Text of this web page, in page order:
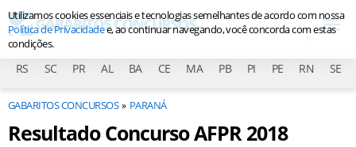
RS SC PR AL BA CE MA PB PI PE RN SE
GABARITOS CONCURSOS PARANÁ
Resultado Concurso AFPR 2018
Utilizamos cookies essenciais e tecnologias semelhantes de acordo com nossa
Política de Privacidadee, ao continuar navegando, você concorda com estas
condições.